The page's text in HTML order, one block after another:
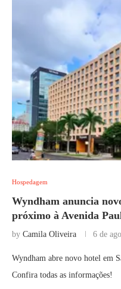
Hospedagem
Wyndham anuncia
próximo à Avenida
by Camila Oliveira 6 de
Wyndham abre novo hotel em
Confira todas as informações!